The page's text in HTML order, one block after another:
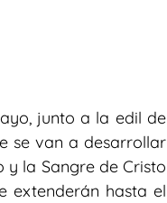
junto a la edil de
se van a desarrollar
y la Sangre de Cristo
extenderán hasta el